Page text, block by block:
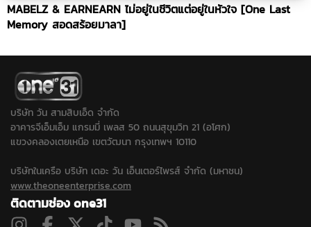
MABELZ & EARNEARN ไม่อยู่ในชีวิตแต่อยู่ในหัวใจ [One Last
Memory สอดสร้อยมาลา]
บริษัท วัน สามสิบเอ็ด จำกัด
อาคารจีเอ็มเอ็ม แกรมมี่ เพลส 50 ถนนสุขุมวิท 21 (อโศก)
แขวงคลองเตยเหนือ เขตวัฒนา กรุงเทพฯ 10110
บริษัทในเครือ บริษัท เดอะ วัน เอ็นเตอร์ไพรส์ จำกัด (มหาชน)
www.theoneenterprise.com
ติดตามช่อง one31